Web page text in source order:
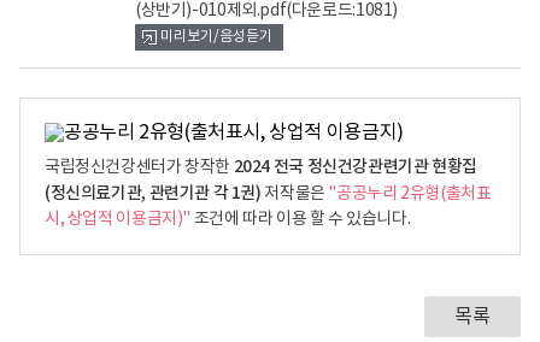
(상반기)-010제외.pdf(다운로드:1081)
미리보기/음성듣기
국립정신건강센터가 창작한 2024 전국 정신건강관련기관 현황집
(정신의료기관, 관련기관 각 1권) 저작물은 "공공누리 2유형(출처표
시, 상업적 이용금지)" 조건에 따라 이용 할 수 있습니다.
목록